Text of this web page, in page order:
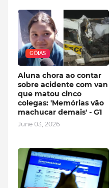
GÓIAS
Aluna chora ao contar
sobre acidente com van
que matou cinco
colegas: 'Memórias vão
machucar demais' - G1
June 03, 2026